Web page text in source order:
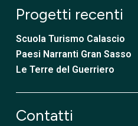
Progetti recenti
Scuola Turismo Calascio
Paesi Narranti Gran Sasso
Le Terre del Guerriero
Contatti